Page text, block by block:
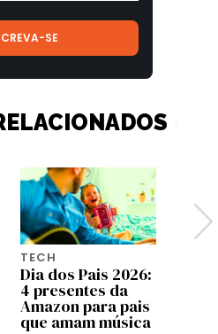
TECH
Dia dos Pais 2026:
4 presentes da
Amazon para pais
que amam música